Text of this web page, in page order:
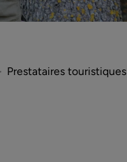
Prestataires touristiques